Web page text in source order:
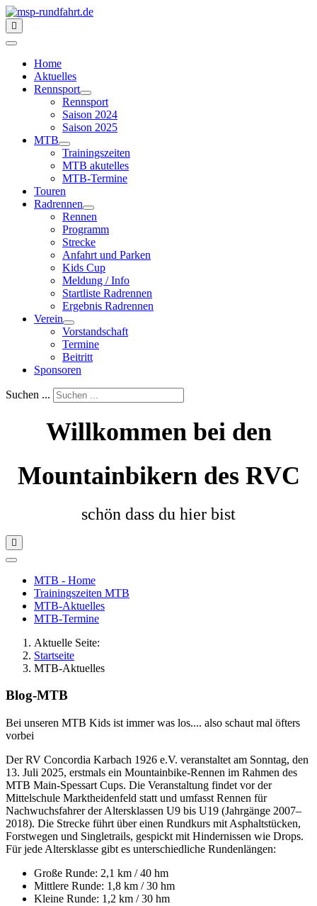
Home
Aktuelles
Rennsport
Rennsport
Saison 2024
Saison 2025
MTB
Trainingszeiten
MTB akutelles
MTB-Termine
Touren
Radrennen
Rennen
Programm
Strecke
Anfahrt und Parken
Kids Cup
Meldung / Info
Startliste Radrennen
Ergebnis Radrennen
Verein
Vorstandschaft
Termine
Beitritt
Sponsoren
Suchen ...
Willkommen bei den
Mountainbikern des RVC
schön dass du hier bist
MTB - Home
Trainingszeiten MTB
MTB-Aktuelles
MTB-Termine
Aktuelle Seite:
Startseite
MTB-Aktuelles
Blog-MTB
Bei unseren MTB Kids ist immer was los.... also schaut mal öfters
vorbei
Der RV Concordia Karbach 1926 e.V. veranstaltet am Sonntag, den
13. Juli 2025, erstmals ein Mountainbike-Rennen im Rahmen des
MTB Main-Spessart Cups. Die Veranstaltung findet vor der
Mittelschule Marktheidenfeld statt und umfasst Rennen für
Nachwuchsfahrer der Altersklassen U9 bis U19 (Jahrgänge 2007–
2018). Die Strecke führt über einen Rundkurs mit Asphaltstücken,
Forstwegen und Singletrails, gespickt mit Hindernissen wie Drops.
Für jede Altersklasse gibt es unterschiedliche Rundenlängen:
Große Runde: 2,1 km / 40 hm
Mittlere Runde: 1,8 km / 30 hm
Kleine Runde: 1,2 km / 30 hm